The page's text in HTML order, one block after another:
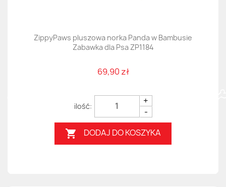
ZippyPaws pluszowa norka Panda w Bambusie
Zabawka dla Psa ZP1184
69,90 zł
+
-
 DODAJ DO KOSZYKA